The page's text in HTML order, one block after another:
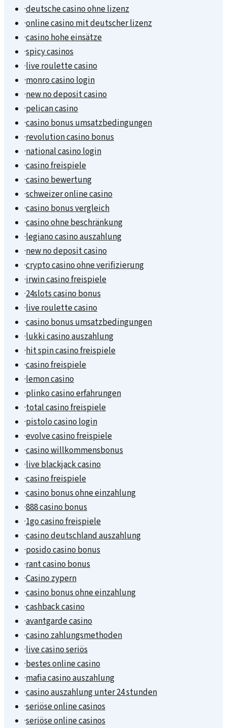
·deutsche casino ohne lizenz
·online casino mit deutscher lizenz
·casino hohe einsätze
·spicy casinos
·live roulette casino
·monro casino login
·new no deposit casino
·pelican casino
·casino bonus umsatzbedingungen
·revolution casino bonus
·national casino login
·casino freispiele
·casino bewertung
·schweizer online casino
·casino bonus vergleich
·casino ohne beschränkung
·legiano casino auszahlung
·new no deposit casino
·crypto casino ohne verifizierung
·irwin casino freispiele
·24slots casino bonus
·live roulette casino
·casino bonus umsatzbedingungen
·lukki casino auszahlung
·hit spin casino freispiele
·casino freispiele
·lemon casino
·plinko casino erfahrungen
·total casino freispiele
·pistolo casino login
·evolve casino freispiele
·casino willkommensbonus
·live blackjack casino
·casino freispiele
·casino bonus ohne einzahlung
·888 casino bonus
·1go casino freispiele
·casino deutschland auszahlung
·posido casino bonus
·rant casino bonus
·Casino zypern
·casino bonus ohne einzahlung
·cashback casino
·avantgarde casino
·casino zahlungsmethoden
·live casino seriös
·bestes online casino
·mafia casino auszahlung
·casino auszahlung unter 24 stunden
·seriöse online casinos
·seriöse online casinos